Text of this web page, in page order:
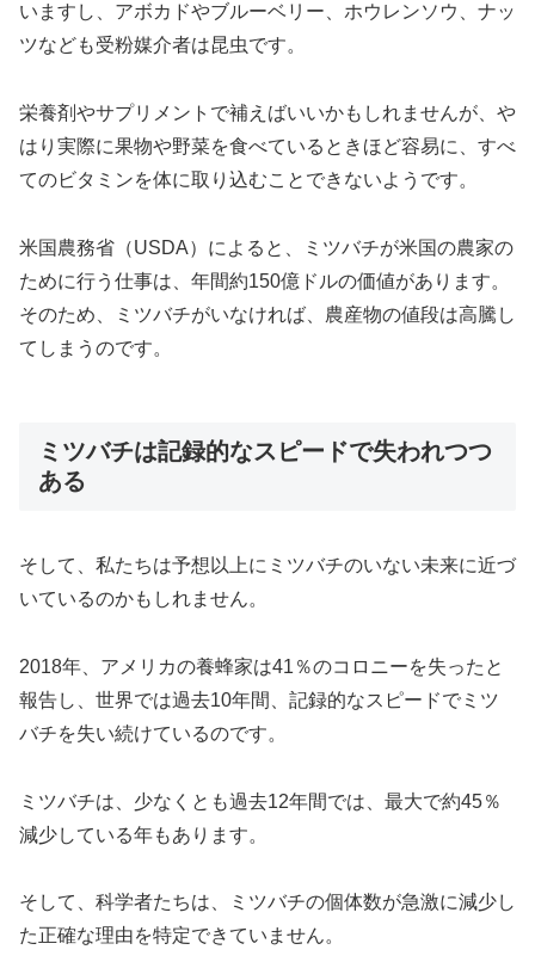
いますし、アボカドやブルーベリー、ホウレンソウ、ナッ
ツなども受粉媒介者は昆虫です。
栄養剤やサプリメントで補えばいいかもしれませんが、や
はり実際に果物や野菜を食べているときほど容易に、すべ
てのビタミンを体に取り込むことできないようです。
米国農務省（USDA）によると、ミツバチが米国の農家の
ために行う仕事は、年間約150億ドルの価値があります。
そのため、ミツバチがいなければ、農産物の値段は高騰し
てしまうのです。
ミツバチは記録的なスピードで失われつつ
ある
そして、私たちは予想以上にミツバチのいない未来に近づ
いているのかもしれません。
2018年、アメリカの養蜂家は41％のコロニーを失ったと
報告し、世界では過去10年間、記録的なスピードでミツ
バチを失い続けているのです。
ミツバチは、少なくとも過去12年間では、最大で約45％
減少している年もあります。
そして、科学者たちは、ミツバチの個体数が急激に減少し
た正確な理由を特定できていません。